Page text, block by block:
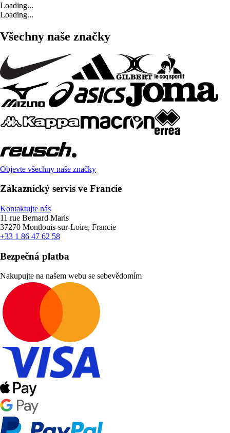
Loading...
Loading...
Všechny naše značky
Objevte všechny naše značky
Zákaznický servis ve Francie
Kontaktujte nás
11 rue Bernard Maris
37270 Montlouis-sur-Loire, Francie
+33 1 86 47 62 58
Bezpečná platba
Nakupujte na našem webu se sebevědomím